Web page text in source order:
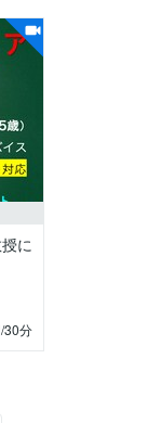
に
/30分